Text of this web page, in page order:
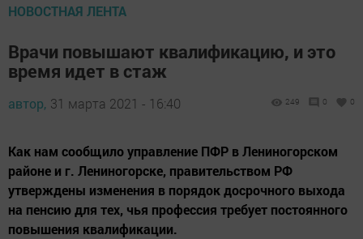
НОВОСТНАЯ ЛЕНТА
Врачи повышают квалификацию, и это
время идет в стаж
автор, 31 марта 2021 - 16:40 249 0 0
Как нам сообщило управление ПФР в Лениногорском
районе и г. Лениногорске, правительством РФ
утверждены изменения в порядок досрочного выхода
на пенсию для тех, чья профессия требует постоянного
повышения квалификации.